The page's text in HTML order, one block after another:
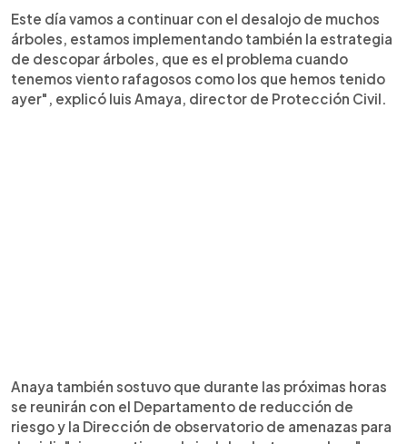
Este día vamos a continuar con el desalojo de muchos
árboles, estamos implementando también la estrategia
de descopar árboles, que es el problema cuando
tenemos viento rafagosos como los que hemos tenido
ayer", explicó luis Amaya, director de Protección Civil.
Anaya también sostuvo que durante las próximas horas
se reunirán con el Departamento de reducción de
riesgo y la Dirección de observatorio de amenazas para